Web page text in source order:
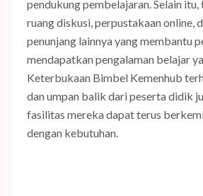
pendukung pembelajaran. Selain itu,
ruang diskusi, perpustakaan online,
penunjang lainnya yang membantu
mendapatkan pengalaman belajar
Keterbukaan Bimbel Kemenhub
dan umpan balik dari peserta didik
fasilitas mereka dapat terus
dengan kebutuhan.